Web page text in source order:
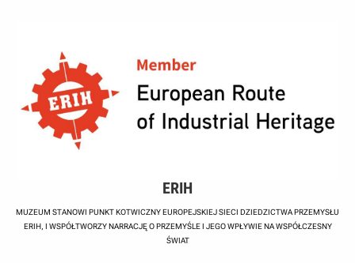
ERIH
MUZEUM STANOWI PUNKT KOTWICZNY EUROPEJSKIEJ SIECI DZIEDZICTWA PRZEMYSŁU
ERIH, I WSPÓŁTWORZY NARRACJĘ O PRZEMYŚLE I JEGO WPŁYWIE NA WSPÓŁCZESNY
ŚWIAT